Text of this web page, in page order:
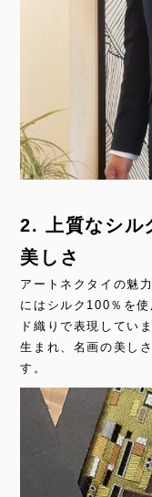
2. 上質なシル
美しさ
アートネクタイの魅
にはシルク100％を
ド織りで表現してい
生まれ、名画の美し
す。